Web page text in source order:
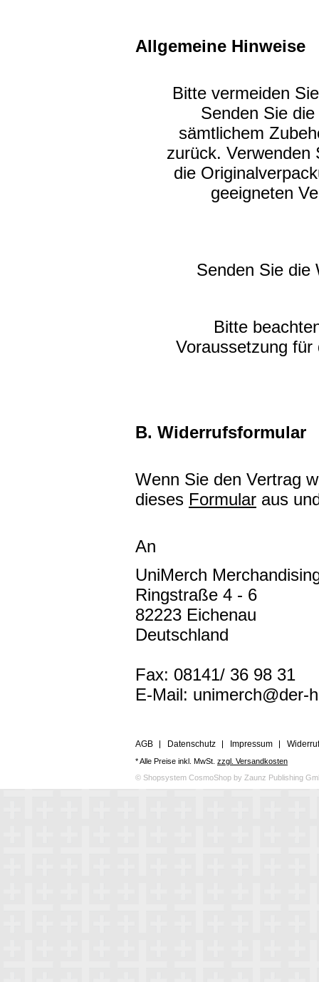
Allgemeine Hinweise
Bitte vermeiden
Senden Sie
sämtlichem
zurück. Verwenden
die
geeigneten
Senden Sie die
Bitte
Voraussetzung
B. Widerrufsformular
Wenn Sie den Vertrag
dieses Formular aus
An
UniMerch
Ringstraße 4 - 6
82223 Eichenau
Deutschland
Fax: 08141/ 36 98 31
E-Mail: unimerch@der-
AGB Datenschutz Impressum Widerruf
* Alle Preise inkl. MwSt. zzgl. Versandkosten
© Shopsystem CosmoShop by Zaunz Publishing